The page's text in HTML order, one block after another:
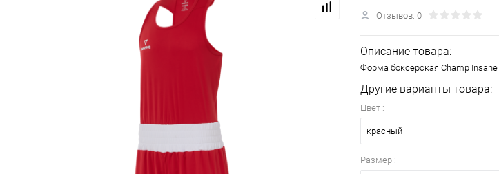
Отзывов: 0
Описание товара:
Форма боксерская Champ Insane
Другие варианты товара:
Цвет :
красный
Размер :